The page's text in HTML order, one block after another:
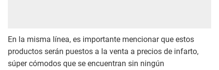
En la misma línea, es importante mencionar que estos
productos serán puestos a la venta a precios de infarto,
súper cómodos que se encuentran sin ningún